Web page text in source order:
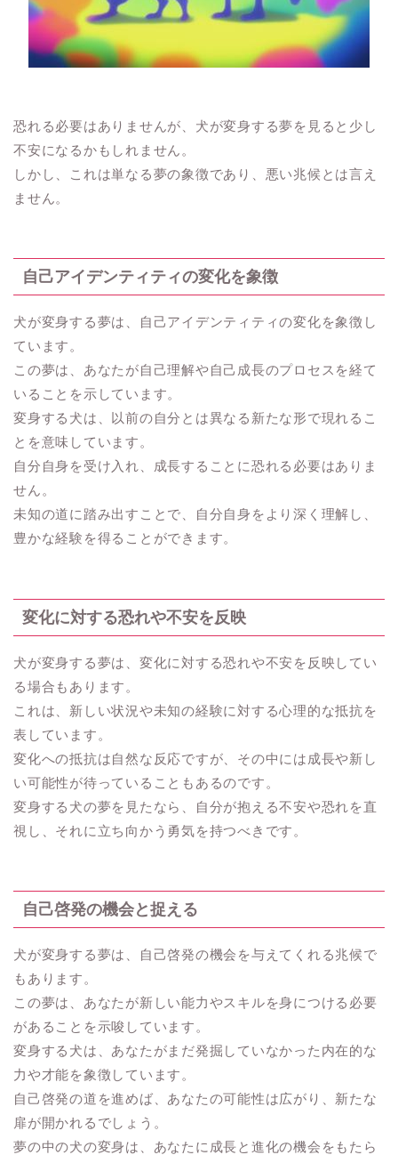
恐れる必要はありませんが、犬が変身する夢を見ると少し
不安になるかもしれません。
しかし、これは単なる夢の象徴であり、悪い兆候とは言え
ません。
自己アイデンティティの変化を象徴
犬が変身する夢は、自己アイデンティティの変化を象徴し
ています。
この夢は、あなたが自己理解や自己成長のプロセスを経て
いることを示しています。
変身する犬は、以前の自分とは異なる新たな形で現れるこ
とを意味しています。
自分自身を受け入れ、成長することに恐れる必要はありま
せん。
未知の道に踏み出すことで、自分自身をより深く理解し、
豊かな経験を得ることができます。
変化に対する恐れや不安を反映
犬が変身する夢は、変化に対する恐れや不安を反映してい
る場合もあります。
これは、新しい状況や未知の経験に対する心理的な抵抗を
表しています。
変化への抵抗は自然な反応ですが、その中には成長や新し
い可能性が待っていることもあるのです。
変身する犬の夢を見たなら、自分が抱える不安や恐れを直
視し、それに立ち向かう勇気を持つべきです。
自己啓発の機会と捉える
犬が変身する夢は、自己啓発の機会を与えてくれる兆候で
もあります。
この夢は、あなたが新しい能力やスキルを身につける必要
があることを示唆しています。
変身する犬は、あなたがまだ発掘していなかった内在的な
力や才能を象徴しています。
自己啓発の道を進めば、あなたの可能性は広がり、新たな
扉が開かれるでしょう。
夢の中の犬の変身は、あなたに成長と進化の機会をもたら